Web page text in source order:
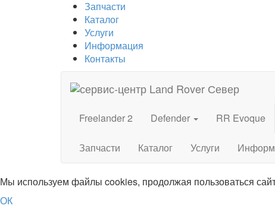
Запчасти
Каталог
Услуги
Информация
Контакты
Freelander 2 Defender RR Evoque
Запчасти Каталог Услуги
Мы используем файлы cookies, продолжая пользоваться
ОК